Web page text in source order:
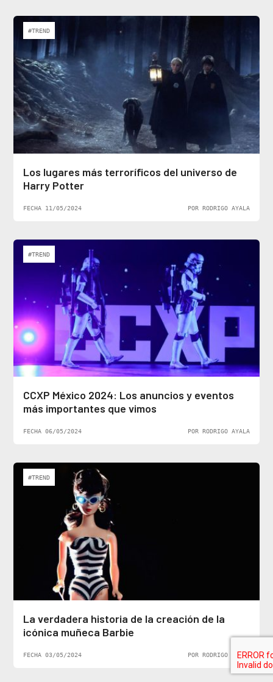
#TREND
Los lugares más terroríficos del universo de
Harry Potter
FECHA 11/05/2024 POR RODRIGO AYALA
#TREND
CCXP México 2024: Los anuncios y eventos
más importantes que vimos
FECHA 06/05/2024 POR RODRIGO AYALA
#TREND
La verdadera historia de la creación de la
icónica muñeca Barbie
FECHA 03/05/2024 POR RODRIGO AYALA